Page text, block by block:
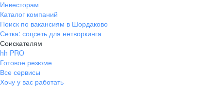
Инвесторам
Каталог компаний
Поиск по вакансиям в Шордаково
Сетка: соцсеть для нетворкинга
Соискателям
hh PRO
Готовое резюме
Все сервисы
Хочу у вас работать